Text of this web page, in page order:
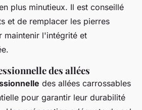
plus minutieux. Il est conseillé
et de remplacer les pierres
maintenir l'intégrité et
des allées
des allées carrossables
pour garantir leur durabilité